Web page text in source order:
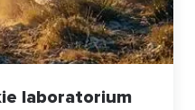
laboratorium